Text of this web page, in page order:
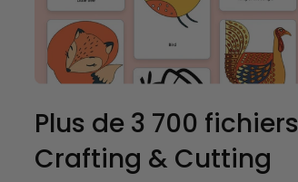
Plus de 3 700 fichiers
Crafting & Cutting